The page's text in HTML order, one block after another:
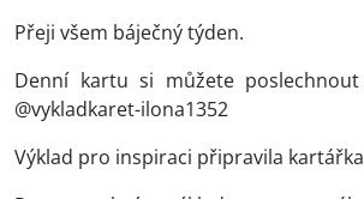
Přeji všem báječný týden.
Denní kartu si můžete
@vykladkaret-ilona1352
Výklad pro inspiraci připravila